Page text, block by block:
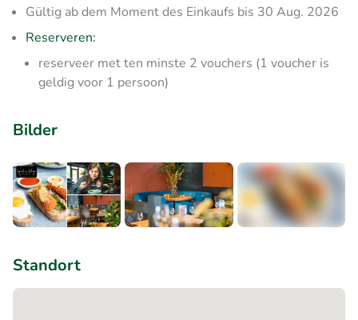
Gültig ab dem Moment des Einkaufs bis 30 Aug. 2026
Reserveren:
reserveer met ten minste 2 vouchers (1 voucher is
geldig voor 1 persoon)
Bilder
Standort